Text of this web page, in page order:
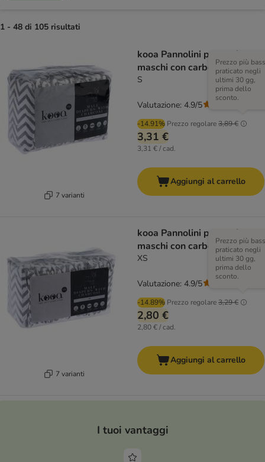
1 - 48 di 105 risultati
7 varianti
kooa Pannolini per cani
maschi con carbone vegetale
S
-14.91% Prezzo regolare3,89 €
Prezzo più
praticato negli
ultimi 30 gg,
prima dello
sconto.
3,31 €
3,31 € / cad.
Valutazione: 4.9/5
Aggiungi al carrello
7 varianti
kooa Pannolini per cani
maschi con carbone vegetale
XS
-14.89% Prezzo regolare3,29 €
Prezzo più
praticato negli
ultimi 30 gg,
prima dello
sconto.
2,80 €
2,80 € / cad.
Valutazione: 4.9/5
Aggiungi al carrello
I tuoi vantaggi